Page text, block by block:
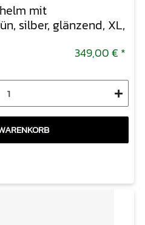
mit
silber, glänzend, XL,
349,00 € *